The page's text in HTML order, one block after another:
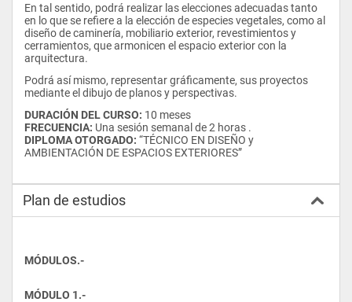
En tal sentido, podrá realizar las elecciones adecuadas tanto
en lo que se refiere a la elección de especies vegetales, como al
diseño de caminería, mobiliario exterior, revestimientos y
cerramientos, que armonicen el espacio exterior con la
arquitectura.
Podrá así mismo, representar gráficamente, sus proyectos
mediante el dibujo de planos y perspectivas.
DURACIÓN DEL CURSO: 10 meses
FRECUENCIA: Una sesión semanal de 2 horas .
DIPLOMA OTORGADO: “TÉCNICO EN DISEÑO y
AMBIENTACIÓN DE ESPACIOS EXTERIORES”
Plan de estudios
MÓDULOS.-
MÓDULO 1.-